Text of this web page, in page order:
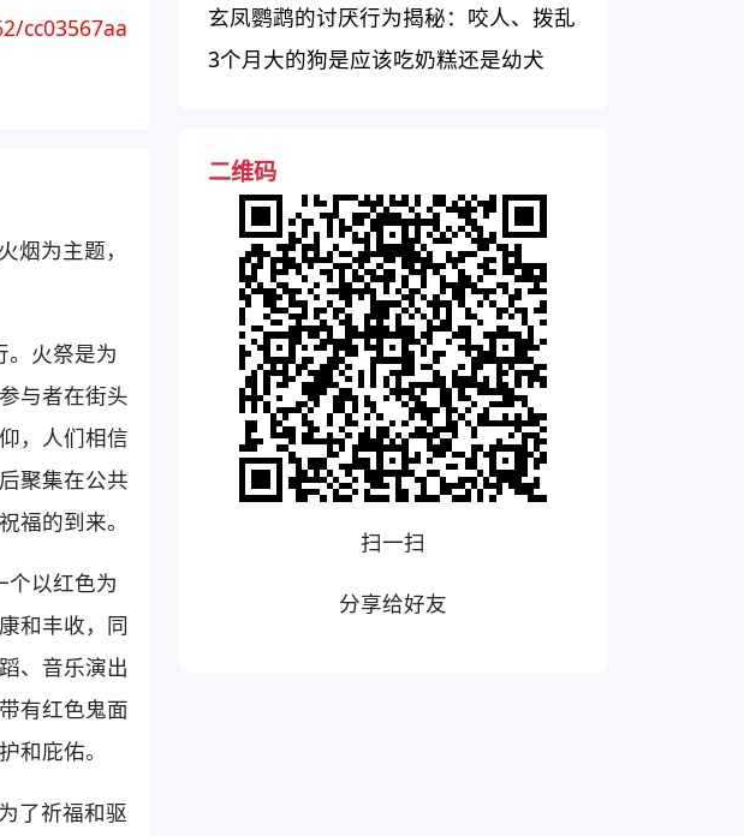
cc03567aa
为主题，
。火祭是为
与者在街头
，人们相信
聚集在公共
福的到来。
个以红色为
和丰收，同
、音乐演出
有红色鬼面
和庇佑。
了祈福和驱
玄凤鹦鹉的讨厌行为揭秘：咬人、拨乱
羽毛、刺耳叫声
3个月大的狗是应该吃奶糕还是幼犬
二维码
扫一扫
分享给好友